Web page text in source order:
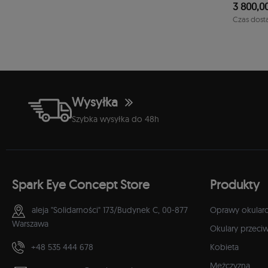
3
Czas
Wysyłka
Szybka wysyłka do 48h
Spark Eye Concept Store
aleja "Solidarności" 173/Budynek C, 00-877
Warszawa
+48 535 444 678
Produkty
Oprawy
Okulary
Kobieta
Mężczyzna